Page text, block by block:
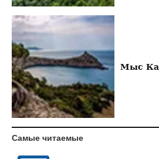
Мыс
Самые читаемые